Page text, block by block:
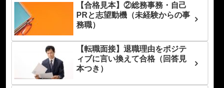
【合格見本】②総務事務・自己
PRと志望動機（未経験からの事
務職）
【転職面接】退職理由をポジテ
ィブに言い換えて合格（回答見
本つき）